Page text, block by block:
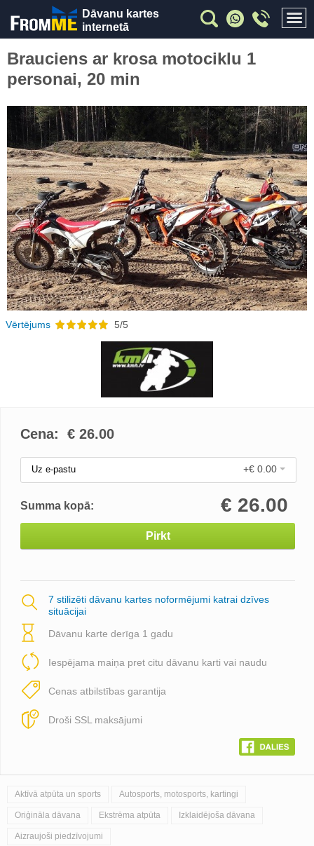
Dāvanu kartes
internetā
Brauciens ar krosa motociklu 1
personai, 20 min
Previous
Vērtējums 5/5
Cena: € 26.00
Uz e-pastu +€ 0.00
Summa kopā: € 26.00
Pirkt
7 stilizēti dāvanu kartes noformējumi katrai dzīves
situācijai
Dāvanu karte derīga 1 gadu
Iespējama maiņa pret citu dāvanu karti vai naudu
Cenas atbilstības garantija
Droši SSL maksājumi
Aktīvā atpūta un sports Autosports, motosports, kartingi
Oriģināla dāvana Ekstrēma atpūta Izklaidējoša dāvana
Aizraujoši piedzīvojumi